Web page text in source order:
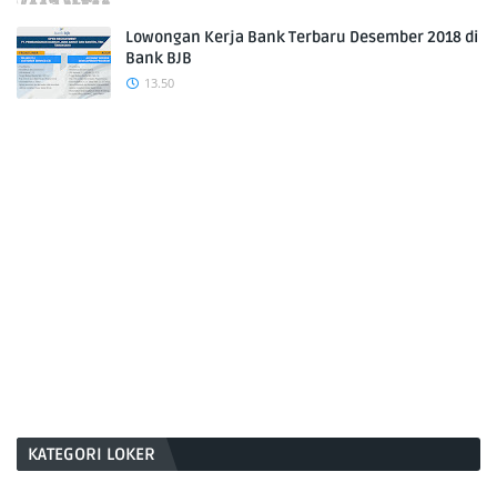
Lowongan Kerja Bank Terbaru Desember 2018 di
Bank BJB
13.50
KATEGORI LOKER